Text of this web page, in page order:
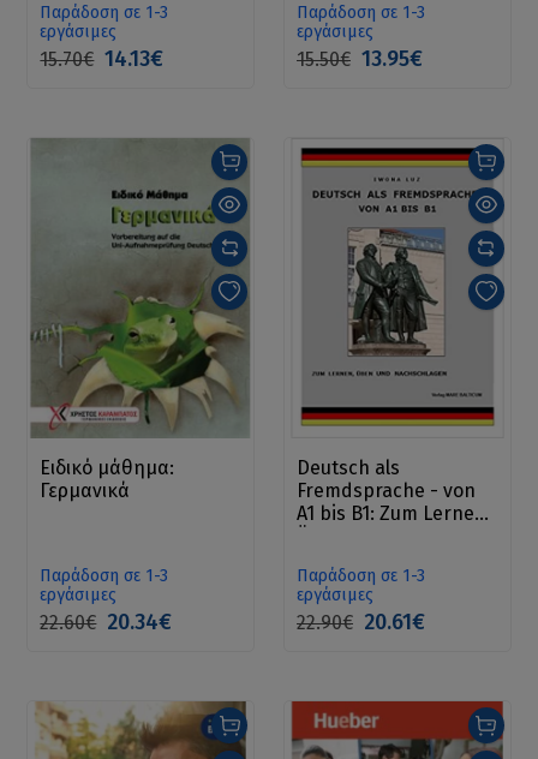
Παράδοση σε 1-3
εργάσιμες
15.70€ 14.13€
Παράδοση σε 1-3
εργάσιμες
15.50€ 13.95€
Ειδικό μάθημα:
Γερμανικά
Παράδοση σε 1-3
εργάσιμες
22.60€ 20.34€
Deutsch als
Fremdsprache - von
A1 bis B1: Zum Lernen,
Παράδοση σε 1-3
εργάσιμες
22.90€ 20.61€